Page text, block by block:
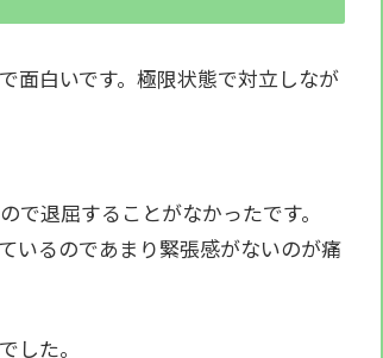
面白いです。極限状態で対立しなが
退屈することがなかったです。
いるのであまり緊張感がないのが痛
した。